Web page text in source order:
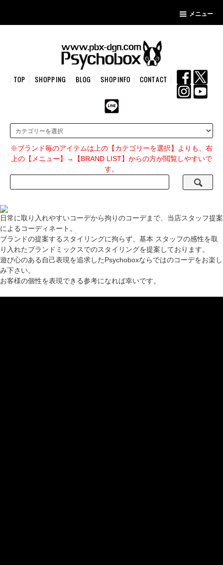
メニュー
TOP SHOPPING BLOG SHOPINFO CONTACT
※ブランド毎のアイテムは上の【カテゴリーを選択】よりも、右
上の【メニュー】→【BRAND LIST】からの方が閲覧しやすいで
す。
日常に取り入れやすいコーデから拘りのコーデまで、当店スタッフ提案
によるコーディネート。
ブランドの提案するスタイリングに拘らず、基本 スタッフの感性を取
り入れたブランドミックスでのスタイリングを提案しております。
遊び心のある自己表現を追求したPsychoboxならではのコーデをお楽し
み下さい。
お客様の個性を表現できる参考になれば幸いです。